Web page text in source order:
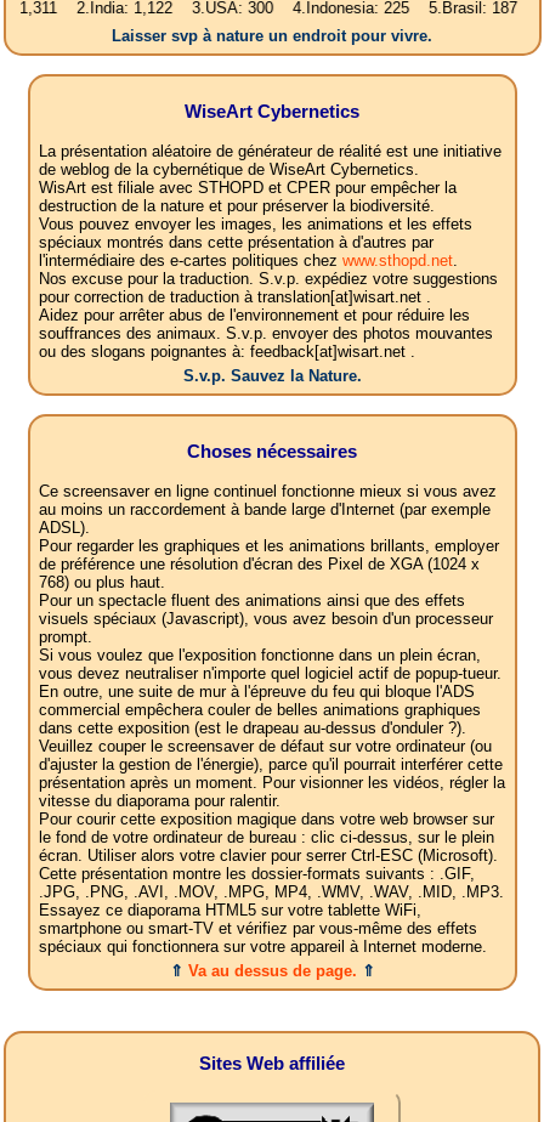
2.India: 1,122 3.USA: 300 4.Indonesia: 225 5.Brasil: 187
Laisser svp à nature un endroit pour vivre.
WiseArt Cybernetics
La présentation aléatoire de générateur de réalité est une initiative
de weblog de la cybernétique de WiseArt Cybernetics.
WisArt est filiale avec STHOPD et CPER pour empêcher la
destruction de la nature et pour préserver la biodiversité.
Vous pouvez envoyer les images, les animations et les effets
spéciaux montrés dans cette présentation à d'autres par
l'intermédiaire des e-cartes politiques chez www.sthopd.net.
Nos excuse pour la traduction. S.v.p. expédiez votre suggestions
pour correction de traduction à translation[at]wisart.net .
Aidez pour arrêter abus de l'environnement et pour réduire les
souffrances des animaux. S.v.p. envoyer des photos mouvantes
ou des slogans poignantes à: feedback[at]wisart.net .
S.v.p. Sauvez la Nature.
Choses nécessaires
Ce screensaver en ligne continuel fonctionne mieux si vous avez
au moins un raccordement à bande large d'Internet (par exemple
ADSL).
Pour regarder les graphiques et les animations brillants, employer
de préférence une résolution d'écran des Pixel de XGA (1024 x
768) ou plus haut.
Pour un spectacle fluent des animations ainsi que des effets
visuels spéciaux (Javascript), vous avez besoin d'un processeur
prompt.
Si vous voulez que l'exposition fonctionne dans un plein écran,
vous devez neutraliser n'importe quel logiciel actif de popup-tueur.
En outre, une suite de mur à l'épreuve du feu qui bloque l'ADS
commercial empêchera couler de belles animations graphiques
dans cette exposition (est le drapeau au-dessus d'onduler ?).
Veuillez couper le screensaver de défaut sur votre ordinateur (ou
d'ajuster la gestion de l'énergie), parce qu'il pourrait interférer cette
présentation après un moment. Pour visionner les vidéos, régler la
vitesse du diaporama pour ralentir.
Pour courir cette exposition magique dans votre web browser sur
le fond de votre ordinateur de bureau : clic ci-dessus, sur le plein
écran. Utiliser alors votre clavier pour serrer Ctrl-ESC (Microsoft).
Cette présentation montre les dossier-formats suivants : .GIF,
.JPG, .PNG, .AVI, .MOV, .MPG, MP4, .WMV, .WAV, .MID, .MP3.
Essayez ce diaporama HTML5 sur votre tablette WiFi,
smartphone ou smart-TV et vérifiez par vous-même des effets
spéciaux qui fonctionnera sur votre appareil à Internet moderne.
⇑ Va au dessus de page. ⇑
Sites Web affiliée